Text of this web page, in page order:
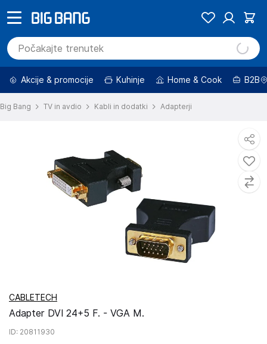
Akcije & promocije Kuhinje Home & Cook B2B
Big Bang TV in avdio Kabli in dodatki Adapterji
CABLETECH
Adapter DVI 24+5 F. - VGA M.
ID: 20811930